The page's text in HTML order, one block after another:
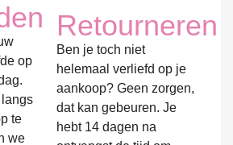
op
te
we
Retourneren
Ben je toch niet
helemaal verliefd op je
aankoop? Geen zorgen,
dat kan gebeuren. Je
hebt 14 dagen na